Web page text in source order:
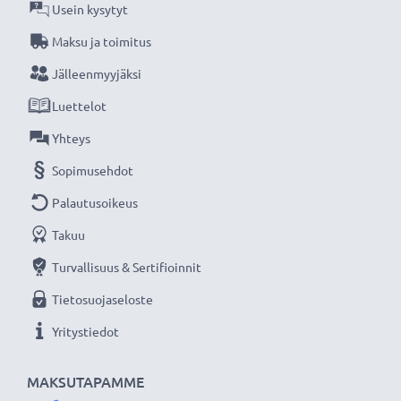
CELLONIC vaihtoakku - laatua edulliseen hintaan.
★3 vuoden takuu
Olemme vuonna 2004 perustettu kansainvälinen
verkkokauppa, joka tarjoaa laadukkaita tuotteita, ja
siksi tarjoamme 36 kuukauden takuun!
MAKSUTAPAMME
Usein kysytyt
Maksu ja toimitus
Jälleenmyyjäksi
Luettelot
Yhteys
Sopimusehdot
Palautusoikeus
Takuu
Turvallisuus & Sertifioinnit
Tietosuojaseloste
Yritystiedot